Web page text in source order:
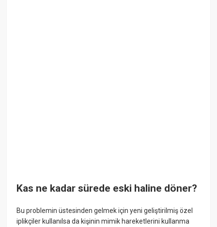
Kas ne kadar sürede eski haline döner?
Bu problemin üstesinden gelmek için yeni geliştirilmiş özel
iplikçiler kullanılsa da kişinin mimik hareketlerini kullanma